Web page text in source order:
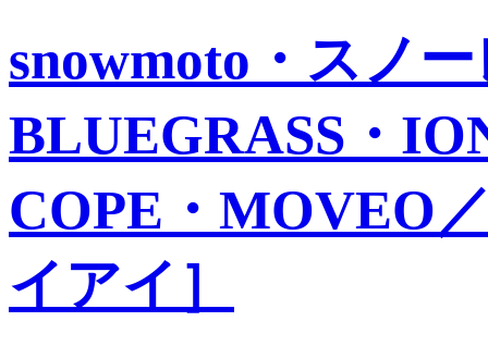
snowmoto・スノ
BLUEGRASS・
COPE・MOVEO
イアイ］